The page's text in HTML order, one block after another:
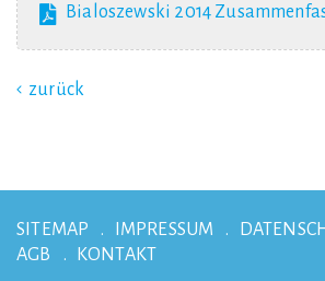
Bialoszewski 2014
zurück
SITEMAP IMPRESSUM
AGB
KONTAKT